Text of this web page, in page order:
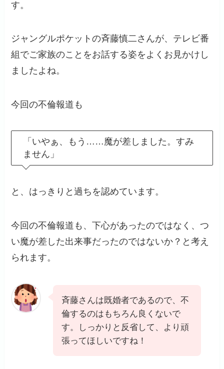
す。
ジャングルポケットの斉藤慎二さんが、テレビ番
組でご家族のことをお話する姿をよくお見かけし
ましたよね。
今回の不倫報道も
「いやぁ、もう……魔が差しました。すみ
ません」
と、はっきりと過ちを認めています。
今回の不倫報道も、下心があったのではなく、つ
い魔が差した出来事だったのではないか？と考え
られます。
斉藤さんは既婚者であるので、不
倫するのはもちろん良くないで
す。しっかりと反省して、より頑
張ってほしいですね！